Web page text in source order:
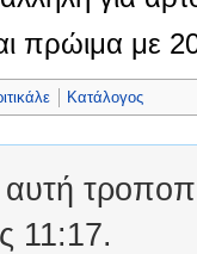
πρώιμα με
Κατάλογος
11:17.